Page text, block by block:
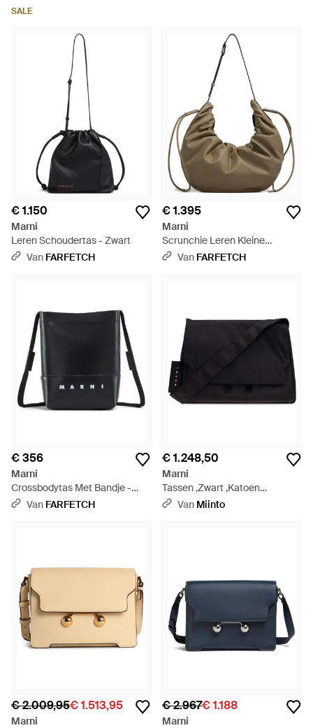
SALE
€ 1.150
Marni
Leren Schoudertas - Zwart
Van FARFETCH
€ 1.395
Marni
Scrunchie Leren Kleine
Schoudertas - Metallic
Van FARFETCH
€ 356
Marni
Crossbodytas Met Bandje -
Zwart
Van FARFETCH
€ 1.248,50
Marni
Tassen ,Zwart ,Katoen
Schoudertas - Zwart
Van Miinto
€ 2.009,95€ 1.513,95
Marni
€ 2.967€ 1.188
Marni